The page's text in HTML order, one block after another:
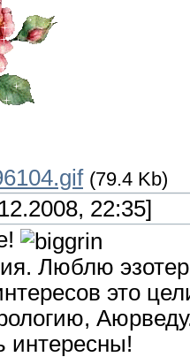
(79.4 Kb)
22:35]
Люблю
это
интересны!